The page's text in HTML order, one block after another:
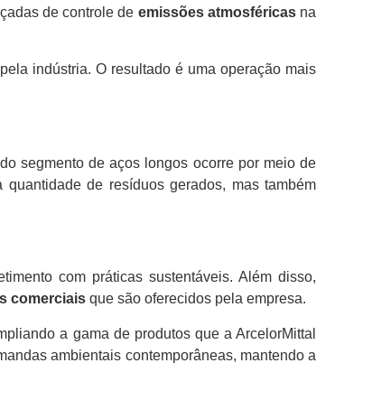
de controle de emissões atmosféricasna
indústria. O resultado é uma operação mais
segmento de aços longos ocorre por meio de
de resíduos gerados, mas também
com práticas sustentáveis. Além disso,
comerciais que são oferecidos pela empresa.
a gama de produtos que a ArcelorMittal
ambientais contemporâneas, mantendo a